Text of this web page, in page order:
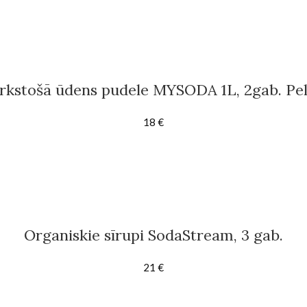
ūdens pudele MYSODA 1L, 2gab.
18 €
Organiskie sīrupi SodaStream, 3 gab.
21 €